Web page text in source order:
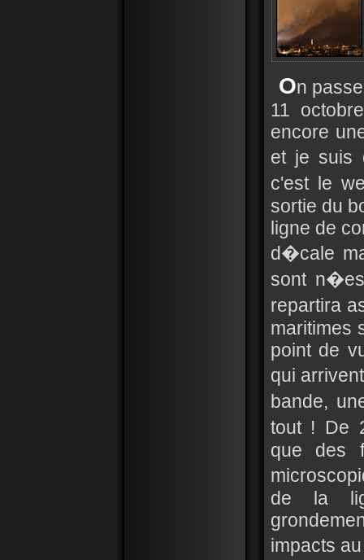
On
11
encore
et je suis
c'est le
sortie du
ligne de
d�cale
sont
repartira
maritimes
point de
qui
bande,
tout ! De
que des
de la
impacts